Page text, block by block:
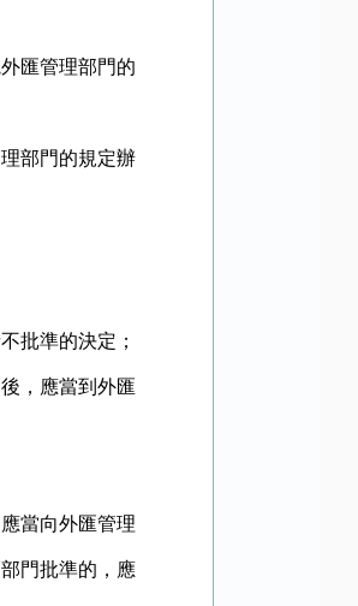
匯管理部門的
部門的規定辦
批準的決定；
，應當到外匯
當向外匯管理
門批準的，應